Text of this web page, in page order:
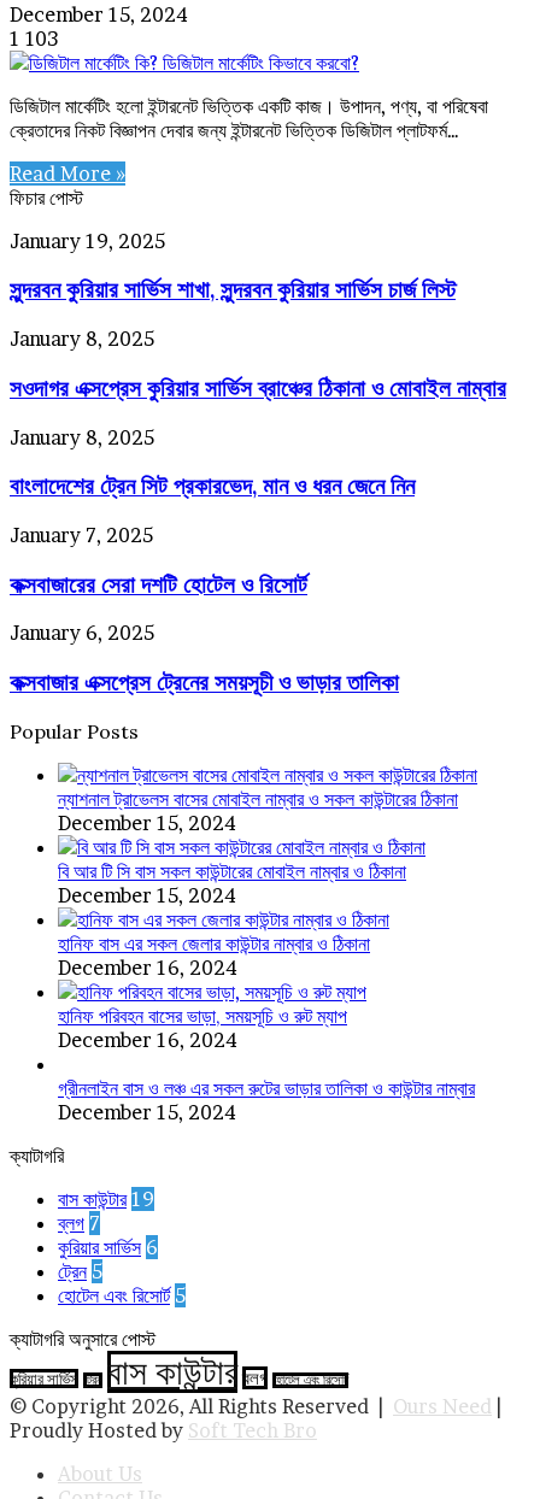
December 15, 2024
1 103
ডিজিটাল মার্কেটিং হলো ইন্টারনেট ভিত্তিক একটি কাজ। উপাদন, পণ্য, বা পরিষেবা
ক্রেতাদের নিকট বিজ্ঞাপন দেবার জন্য ইন্টারনেট ভিত্তিক ডিজিটাল প্লাটফর্ম…
Read More »
ফিচার পোস্ট
সুন্দরবন
সার্ভিস
শাখা,
সুন্দরবন
সার্ভিস
লিস্ট
January 19, 2025
সুন্দরবন কুরিয়ার সার্ভিস শাখা, সুন্দরবন কুরিয়ার সার্ভিস চার্জ লিস্ট
সওদাগর
কুরিয়ার
ব্রাঞ্চের
ও
নাম্বার
January 8, 2025
সওদাগর এক্সপ্রেস কুরিয়ার সার্ভিস ব্রাঞ্চের ঠিকানা ও মোবাইল নাম্বার
বাংলাদেশের
সিট
মান
ধরন
নিন
January 8, 2025
বাংলাদেশের ট্রেন সিট প্রকারভেদ, মান ও ধরন জেনে নিন
কক্সবাজারের
দশটি
ও
January 7, 2025
কক্সবাজারের সেরা দশটি হোটেল ও রিসোর্ট
কক্সবাজার
ট্রেনের
ও
তালিকা
January 6, 2025
কক্সবাজার এক্সপ্রেস ট্রেনের সময়সূচী ও ভাড়ার তালিকা
Popular Posts
ন্যাশনাল ট্রাভেলস বাসের মোবাইল নাম্বার ও সকল কাউন্টারের ঠিকানা
December 15, 2024
বি আর টি সি বাস সকল কাউন্টারের মোবাইল নাম্বার ও ঠিকানা
December 15, 2024
হানিফ বাস এর সকল জেলার কাউন্টার নাম্বার ও ঠিকানা
December 16, 2024
হানিফ পরিবহন বাসের ভাড়া, সময়সূচি ও রুট ম্যাপ
December 16, 2024
গ্রীনলাইন বাস ও লঞ্চ এর সকল রুটের ভাড়ার তালিকা ও কাউন্টার নাম্বার
December 15, 2024
ক্যাটাগরি
বাস কাউন্টার 19
ব্লগ 7
কুরিয়ার সার্ভিস 6
ট্রেন 5
হোটেল এবং রিসোর্ট 5
ক্যাটাগরি অনুসারে পোস্ট
কুরিয়ার সার্ভিস ট্রেন বাস কাউন্টার ব্লগ হোটেল এবং রিসোর্ট
© Copyright 2026, All Rights Reserved | Ours Need |
Proudly Hosted by Soft Tech Bro
About Us